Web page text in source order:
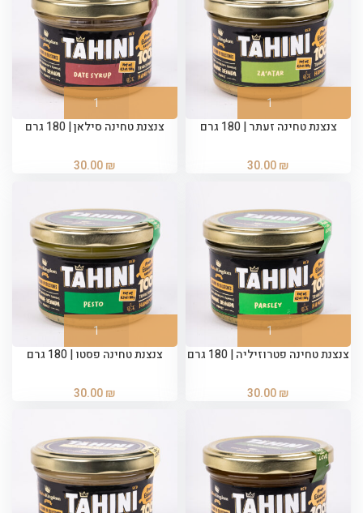
צנצנת טחינה זעתר | 180 גרם
30.00₪
צנצנת טחינה סילאן | 180 גרם
30.00₪
צנצנת טחינה פטרוזיליה | 180 גרם
30.00₪
צנצנת טחינה פסטו | 180 גרם
30.00₪